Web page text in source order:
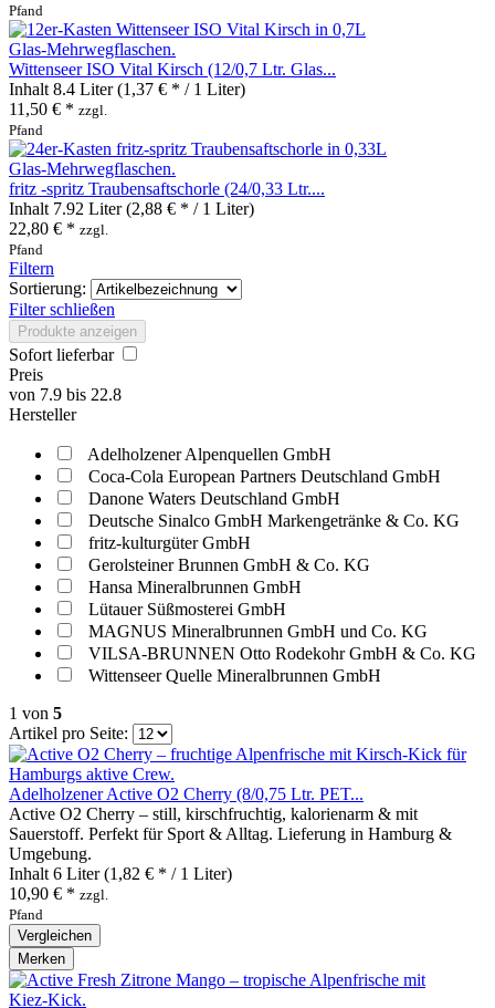
Pfand
Wittenseer ISO Vital Kirsch (12/0,7 Ltr. Glas...
Inhalt 8.4 Liter(1,37 € * / 1 Liter)
11,50 € * zzgl.
Pfand
fritz -spritz Traubensaftschorle (24/0,33 Ltr....
Inhalt 7.92 Liter(2,88 € * / 1 Liter)
22,80 € * zzgl.
Pfand
Filtern
Sortierung:
Filter schließen
Produkte anzeigen
Sofort lieferbar
Preis
von 7.9 bis 22.8
Hersteller
Adelholzener Alpenquellen GmbH
Coca-Cola European Partners Deutschland GmbH
Danone Waters Deutschland GmbH
Deutsche Sinalco GmbH Markengetränke & Co. KG
fritz-kulturgüter GmbH
Gerolsteiner Brunnen GmbH & Co. KG
Hansa Mineralbrunnen GmbH
Lütauer Süßmosterei GmbH
MAGNUS Mineralbrunnen GmbH und Co. KG
VILSA-BRUNNEN Otto Rodekohr GmbH & Co. KG
Wittenseer Quelle Mineralbrunnen GmbH
1 von 5
Artikel pro Seite:
Adelholzener Active O2 Cherry (8/0,75 Ltr. PET...
Active O2 Cherry – still, kirschfruchtig, kalorienarm & mit
Sauerstoff. Perfekt für Sport & Alltag. Lieferung in Hamburg &
Umgebung.
Inhalt 6 Liter(1,82 € * / 1 Liter)
10,90 € * zzgl.
Pfand
Vergleichen
Merken